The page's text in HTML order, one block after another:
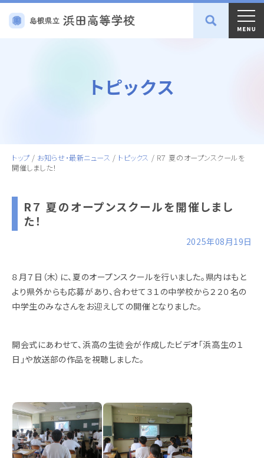
トピックス
トップ / お知らせ・最新ニュース / トピックス / R７ 夏のオープンスクールを
開催しました！
R７ 夏のオープンスクールを開催しまし
た！
2025年08月19日
８月７日（木）に、夏のオープンスクールを行いました。県内はもと
より県外からも応募があり、合わせて３１の中学校から２２０名の
中学生のみなさんをお迎えしての開催となりました。
開会式にあわせて、浜高の生徒会が作成したビデオ「浜高生の１
日」や放送部の作品を視聴しました。